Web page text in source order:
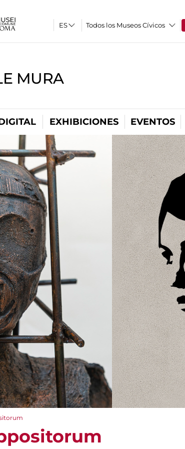
Todos los Museos Cívicos
MURA
EXHIBICIONES EVENTOS